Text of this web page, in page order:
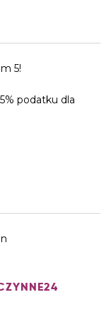
5!
podatku dla